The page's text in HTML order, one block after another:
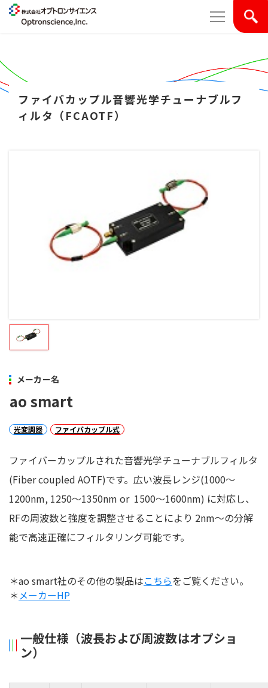
ファイバカップル音響光学チューナブルフ
ィルタ（FCAOTF）
メーカー名
ao smart
光変調器 ファイバカップル式
ファイバーカップルされた音響光学チューナブルフィルタ
(Fiber coupled AOTF)です。広い波長レンジ(1000～
1200nm, 1250～1350nm or 1500～1600nm) に対応し、
RFの周波数と強度を調整させることにより 2nm～の分解
能で高速正確にフィルタリング可能です。
＊ao smart社のその他の製品はこちらをご覧ください。
＊ メーカーHP
一般仕様（波長および周波数はオプショ
ン）